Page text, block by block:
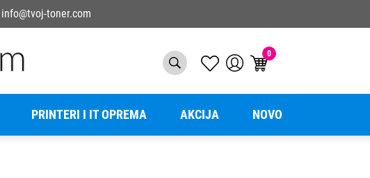
info@tvoj-toner.com
0
PRINTERI I IT OPREMA AKCIJA NOVO